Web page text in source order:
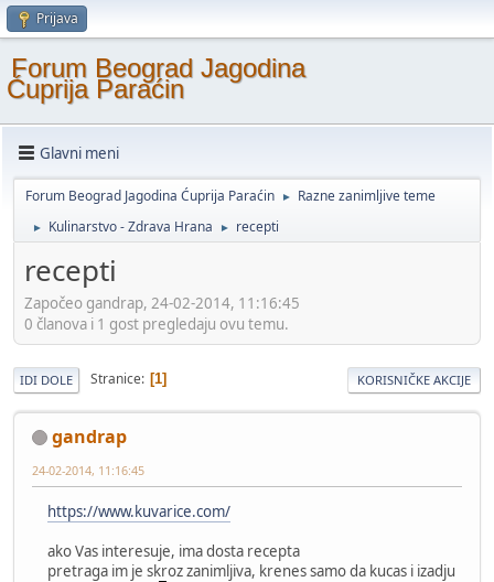
Prijava
Forum Beograd Jagodina
Ćuprija Paraćin
Glavni meni
Forum Beograd Jagodina Ćuprija Paraćin ► Razne zanimljive teme
► Kulinarstvo - Zdrava Hrana ► recepti
recepti
Započeo gandrap, 24-02-2014, 11:16:45
0 članova i 1 gost pregledaju ovu temu.
IDI DOLE Stranice 1 KORISNIČKE AKCIJE
gandrap
24-02-2014, 11:16:45
https://www.kuvarice.com/
ako Vas interesuje, ima dosta recepta
pretraga im je skroz zanimljiva, krenes samo da kucas i izadju